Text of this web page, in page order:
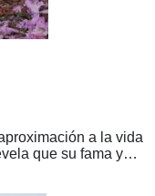
a la vida
que su fama y
engaños, abusos y